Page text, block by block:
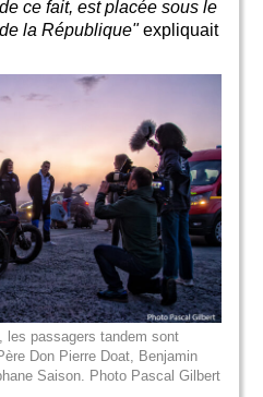
ce fait, est placée sous le
la République"expliquait
les passagers tandem sont
Don Pierre Doat, Benjamin
Saison. Photo Pascal Gilbert